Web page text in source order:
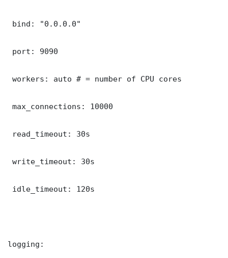
bind: "0.0.0.0"
port: 9090
workers: auto # = number of CPU cores
max_connections: 10000
read_timeout: 30s
write_timeout: 30s
idle_timeout: 120s
logging: